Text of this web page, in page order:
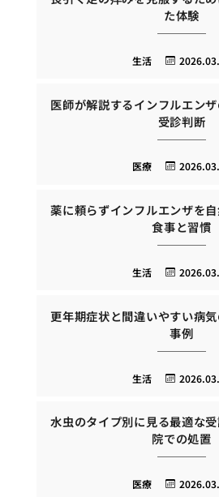
た体験
生活
医師が解説するインフルエン
受診判断
医療
薬に頼らずインフルエンザを
食事と習慣
生活
更年期症状と間違いやすい病
事例
生活
水虫のタイプ別に見る最適な
院での処置
医療